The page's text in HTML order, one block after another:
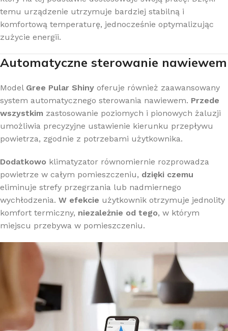
temu urządzenie utrzymuje bardziej stabilną i
komfortową temperaturę, jednocześnie optymalizując
zużycie energii.
Automatyczne sterowanie nawiewem
Model Gree Pular Shiny oferuje również zaawansowany
system automatycznego sterowania nawiewem. Przede
wszystkim zastosowanie poziomych i pionowych żaluzji
umożliwia precyzyjne ustawienie kierunku przepływu
powietrza, zgodnie z potrzebami użytkownika.
Dodatkowo klimatyzator równomiernie rozprowadza
powietrze w całym pomieszczeniu, dzięki czemu
eliminuje strefy przegrzania lub nadmiernego
wychłodzenia. W efekcie użytkownik otrzymuje jednolity
komfort termiczny, niezależnie od tego, w którym
miejscu przebywa w pomieszczeniu.